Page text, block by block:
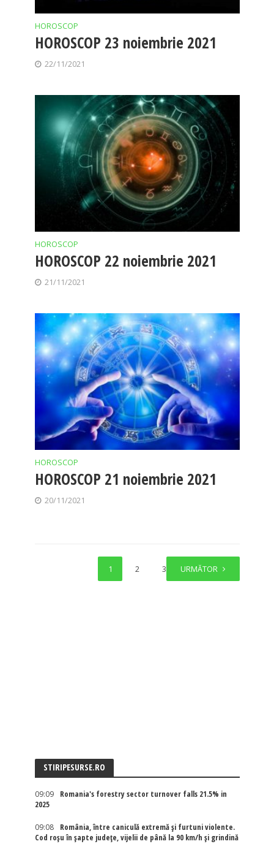
HOROSCOP
HOROSCOP 23 noiembrie 2021
22/11/2021
HOROSCOP
HOROSCOP 22 noiembrie 2021
21/11/2021
HOROSCOP
HOROSCOP 21 noiembrie 2021
20/11/2021
1 2 3 URMĂTOR
STIRIPESURSE.RO
09:09
Romania's forestry sector turnover falls 21.5% in
2025
09:08
România, între caniculă extremă și furtuni violente.
Cod roșu în șapte județe, vijelii de până la 90 km/h și grindină